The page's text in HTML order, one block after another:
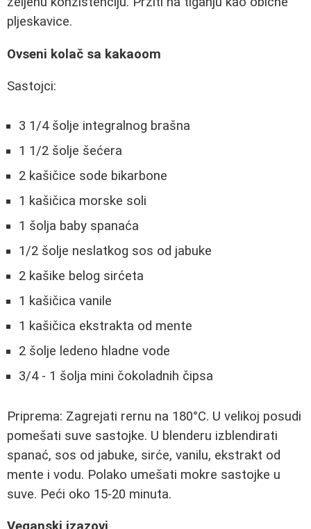
pljeskavice.
Ovseni kolač sa kakaoom
Sastojci:
3 1/4 šolje integralnog brašna
1 1/2 šolje šećera
2 kašičice sode bikarbone
1 kašičica morske soli
1 šolja baby spanaća
1/2 šolje neslatkog sos od jabuke
2 kašike belog sirćeta
1 kašičica vanile
1 kašičica ekstrakta od mente
2 šolje ledeno hladne vode
3/4 - 1 šolja mini čokoladnih čipsa
Priprema: Zagrejati rernu na 180°C. U velikoj posudi
pomešati suve sastojke. U blenderu izblendirati
spanać, sos od jabuke, sirće, vanilu, ekstrakt od
mente i vodu. Polako umešati mokre sastojke u
suve. Peći oko 15-20 minuta.